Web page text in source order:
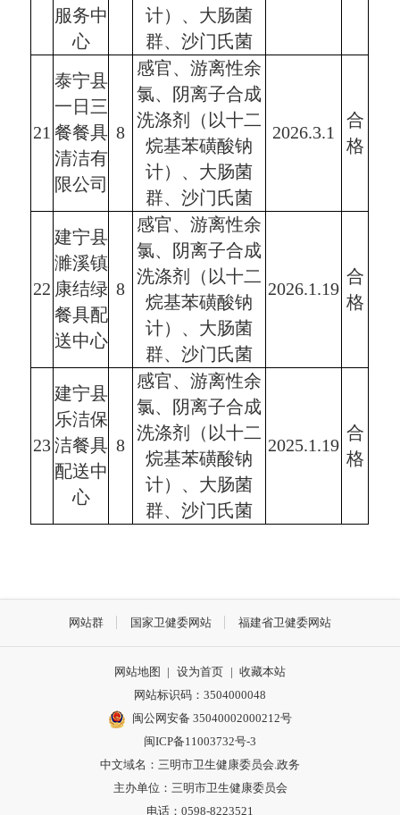
服务中
心
计）、大肠菌
群、沙门氏菌
21
泰宁县
一日三
餐餐具
清洁有
限公司
8
感官、游离性余
氯、阴离子合成
洗涤剂（以十二
烷基苯磺酸钠
计）、大肠菌
群、沙门氏菌
2026.3.1
合
格
22
建宁县
濉溪镇
康结绿
餐具配
送中心
8
感官、游离性余
氯、阴离子合成
洗涤剂（以十二
烷基苯磺酸钠
计）、大肠菌
群、沙门氏菌
2026.1.19
合
格
23
建宁县
乐洁保
洁餐具
配送中
心
8
感官、游离性余
氯、阴离子合成
洗涤剂（以十二
烷基苯磺酸钠
计）、大肠菌
群、沙门氏菌
2025.1.19
合
格
网站群 国家卫健委网站 福建省卫健委网站
网站地图 | 设为首页 | 收藏本站
网站标识码：3504000048
闽公网安备 35040002000212号
闽ICP备11003732号-3
中文域名：三明市卫生健康委员会.政务
主办单位：三明市卫生健康委员会
电话：0598-8223521